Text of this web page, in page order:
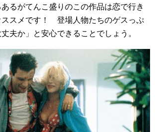
るがてんこ盛りのこの作品は恋で行き
スメです！ 登場人物たちのゲスっぷ
夫か」と安心できることでしょう。